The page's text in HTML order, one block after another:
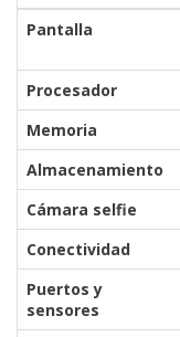
Pantalla
Procesador
Memoria
Almacenamiento
Cámara selfie
Conectividad
Puertos y
sensores